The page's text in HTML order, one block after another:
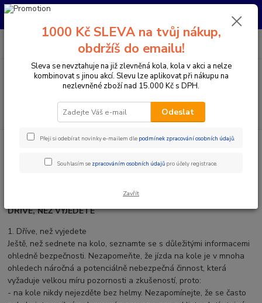
Pro nachystání kola / doplňků na prodejně si prosím zavolejte dopředu.
Menu
CZK
PO-PÁ 10:00-17:00 | SO: 9:00-12:00
Návody k použití / výrobce
Údržba elektrokoloa / jízdního kola
DŘÍVE, NEŽ VYJEDETE
1. Dříve, než vyjedete
Ještě, než sednete na kolo, seznamte se s důležitými informacemi
ohledně bezpečnosti. Nezapomeňte, že jízda na kole je v mnoha
ohledech náročná a potenciálně nebezpečná činnost, která
vyžaduje velkou míru pozornosti a zkušeností, proto:
- na kole nikdy nejezděte bez helmy. Nezapomínejte, že se často
1000 Kč SLEVA na tvůj nákup,
obdržíš do emailu!
Sleva se nevztahuje na již zlevněná kola, kola v akci a nelze
kombinovat s jinou akcí. Slevu lze aplikovat při nákupu na
nezlevněné zboží nad 15.000 Kč s DPH.
Odeslat
Přeji si odebírat novinky e-mailem dle podmínek zpracování osobních údajů.
Souhlasím se zpracováním osobních údajů pro účely registrace.
Zavřít